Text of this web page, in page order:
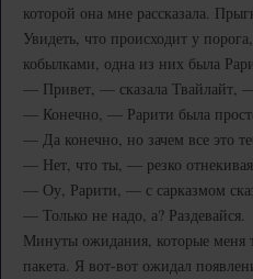
которой она мне рассказала.
Увидеть, что происходит у
кобылками, одна из них была
— Привет, — сказала Твайлайт,
— Конечно, — Рарити была
— Да конечно, но зачем все это
— Нет, что ты, — резко
— Оу, Рарити, — с сарказмом
— Только не надо, а? Раздевайся.
Минуты ожидания, которые меня
пакета. Я вот-вот ожидал